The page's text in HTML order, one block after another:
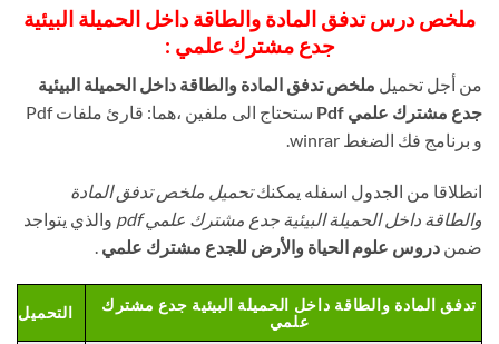
ملخص درس تدفق المادة والطاقة داخل الحميلة البيئية
جدع مشترك علمي :
من أجل تحميل ملخص تدفق المادة والطاقة داخل الحميلة البيئية
جدع مشترك علمي Pdf
ستحتاج الى ملفين ،هما: قارئ ملفات Pdf
و برنامج فك الضغط winrar.
انطلاقا من الجدول اسفله يمكنكتحميل ملخص تدفق المادة
والطاقة داخل الحميلة البيئية جدع مشترك علمي pdf
والذي يتواجد
ضمن دروس علوم الحياة والأرض للجدع مشترك علمي .
تدفق المادة والطاقة داخل الحميلة البيئية جدع مشترك
علمي
التحميل